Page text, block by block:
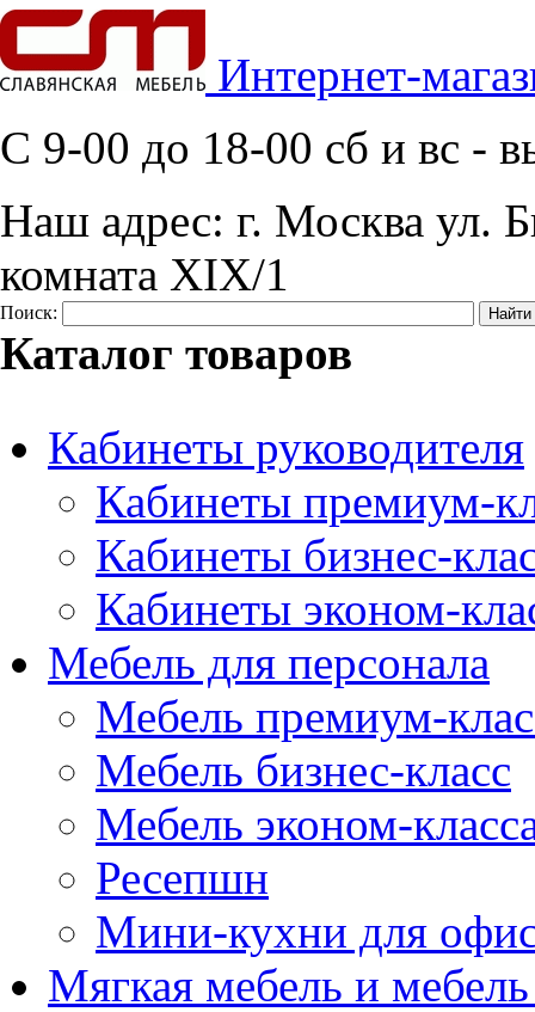
Интернет-
C 9-00 до 18-00 сб и вс -
Наш адрес: г. Москва ул.
комната XIX/1
Поиск:
Каталог товаров
Кабинеты руководителя
Кабинеты премиум-
Кабинеты бизнес-
Кабинеты эконом-
Мебель для персонала
Мебель премиум-
Мебель бизнес-класс
Мебель эконом-
Ресепшн
Мини-кухни для
Мягкая мебель и